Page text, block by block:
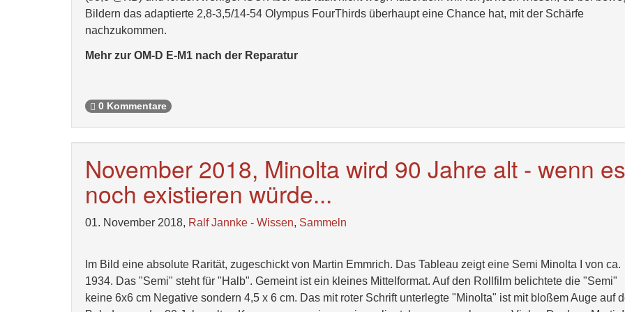
Bildern das adaptierte 2,8-3,5/14-54 Olympus FourThirds überhaupt eine Chance hat, mit der Schärfe
nachzukommen.
Mehr zur OM-D E-M1 nach der Reparatur
0 Kommentare
November 2018, Minolta wird 90 Jahre alt - wenn es
noch existieren würde...
01. November 2018, Ralf Jannke - Wissen, Sammeln
Im Bild eine absolute Rarität, zugeschickt von Martin Emmrich. Das Tableau zeigt eine Semi Minolta I von ca.
1934. Das "Semi" steht für "Halb". Gemeint ist ein kleines Mittelformat. Auf den Rollfilm belichtete die "Semi"
keine 6x6 cm Negative sondern 4,5 x 6 cm. Das mit roter Schrift unterlegte "Minolta" ist mit bloßem Auge auf